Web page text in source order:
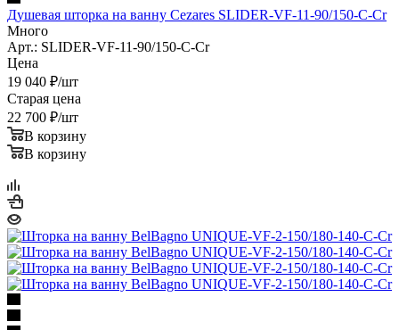
Душевая шторка на ванну Cezares SLIDER-VF-11-90/150-C-Cr
Много
Арт.: SLIDER-VF-11-90/150-C-Cr
Цена
19 040 ₽/шт
Старая цена
22 700 ₽/шт
В корзину
В корзину